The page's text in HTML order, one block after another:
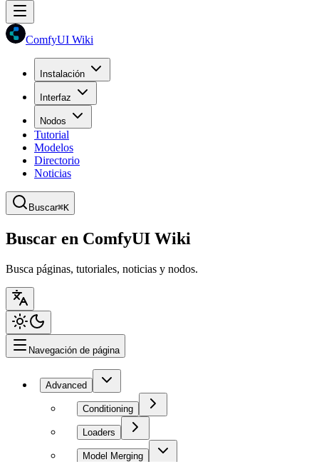
ComfyUI Wiki
Instalación
Interfaz
Nodos
Tutorial
Modelos
Directorio
Noticias
Buscar⌘K
Buscar en ComfyUI Wiki
Busca páginas, tutoriales, noticias y nodos.
Navegación de página
Advanced
Conditioning
Loaders
Model Merging